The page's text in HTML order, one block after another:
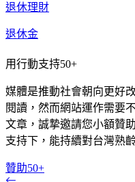
退休理財
退休金
用行動支持50+
媒體是推動社會朝向更好
閱讀，然而網站運作需要
文章，誠摯邀請您小額贊
支持下，能持續對台灣熟
贊助50+